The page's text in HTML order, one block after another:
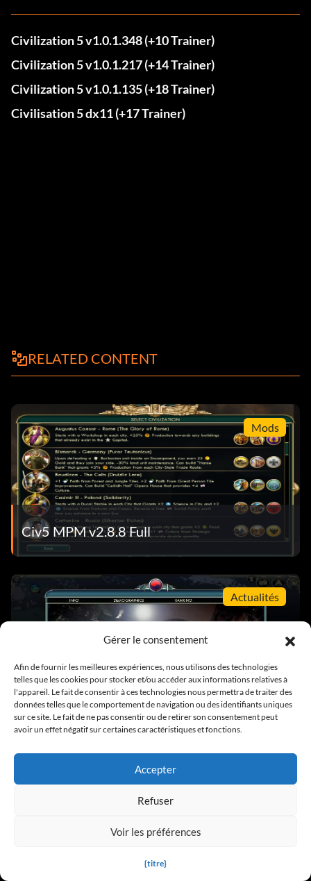
Gérer le consentement
Afin de fournir les meilleures expériences, nous utilisons des technologies
telles que les cookies pour stocker et/ou accéder aux informations relatives à
l'appareil. Le fait de consentir à ces technologies nous permettra de traiter des
données telles que le comportement de navigation ou des identifiants uniques
sur ce site. Le fait de ne pas consentir ou de retirer son consentement peut
avoir un effet négatif sur certaines caractéristiques et fonctions.
Accepter
Refuser
Voir les préférences
{titre}
Civilization 5 v1.0.1.348 (+10 Trainer)
Civilization 5 v1.0.1.217 (+14 Trainer)
Civilization 5 v1.0.1.135 (+18 Trainer)
Civilisation 5 dx11 (+17 Trainer)
RELATED CONTENT
Mods
Civ5 MPM v2.8.8 Full
Actualités
L'université de Cambridge publie le module
Super Intelligence pour Civ 5